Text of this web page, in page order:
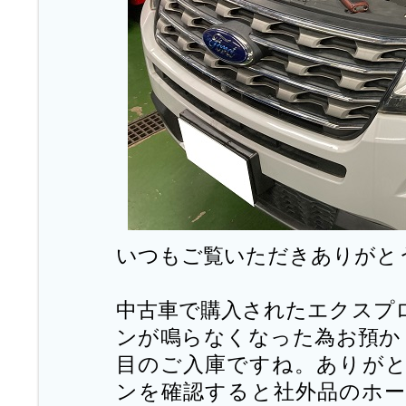
いつもご覧いただきありがと
中古車で購入されたエクスプ
ンが鳴らなくなった為お預
目のご入庫ですね。ありが
ンを確認すると社外品のホ